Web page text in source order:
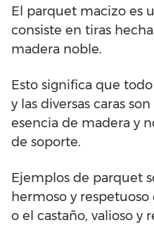
El parquet macizo es
consiste en tiras
madera noble.
Esto significa que
y las diversas caras
esencia de madera y
de soporte.
Ejemplos de parquet
hermoso y
o el castaño, valioso y